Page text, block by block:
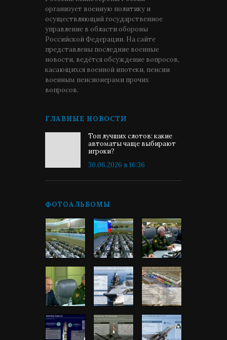
организует военную политику и
осуществляющий государственное
управление в области обороны
Российской Федерации. На сайте
представлены последние военные
новости, ведётся обсуждение вопросов,
касающихся военной ипотеки, пенсии
военным пенсионерами прочих
вопросов.
ГЛАВНЫЕ НОВОСТИ
Топ лучших слотов: какие
автоматы чаще выбирают
игроки?
30.06.2026 в 16:36
ФОТОАЛЬБОМЫ